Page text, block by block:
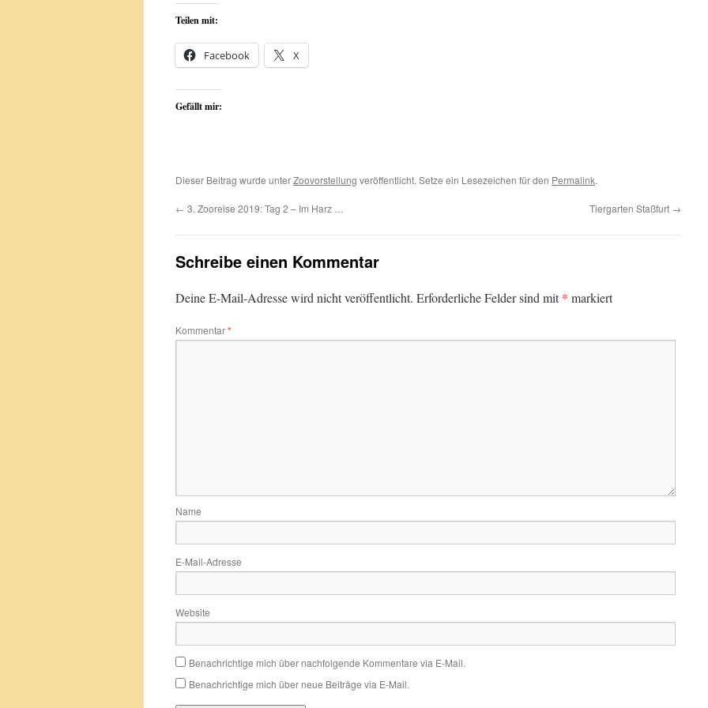
Teilen mit:
Facebook X
Gefällt mir:
Dieser Beitrag wurde unterZoovorstellung veröffentlicht. Setze ein Lesezeichen für den Permalink.
← 3. Zooreise 2019: Tag 2 – Im Harz … Tiergarten Staßfurt →
Schreibe einen Kommentar
Deine E-Mail-Adresse wird nicht veröffentlicht. Erforderliche Felder sind mit* markiert
Kommentar*
Name
E-Mail-Adresse
Website
Benachrichtige mich über nachfolgende Kommentare via E-Mail.
Benachrichtige mich über neue Beiträge via E-Mail.